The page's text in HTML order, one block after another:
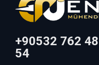
+90532 762
54